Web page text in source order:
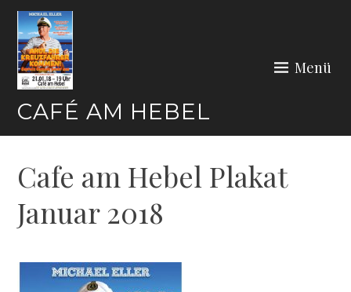
Zum
Inhalt
springen
CAFÉ AM HEBEL
Menü
Cafe am Hebel Plakat
Januar 2018